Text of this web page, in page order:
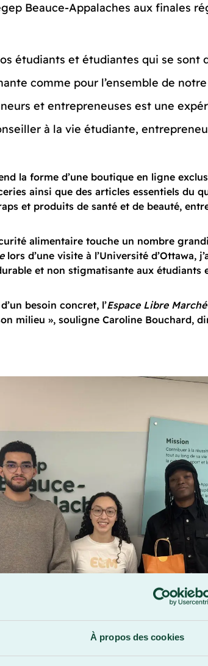
À propos des cookies
Beauce-Appalaches aux finales
étudiants et étudiantes qui se sont
comme pour l’ensemble de
et entrepreneuses est une
à la vie étudiante,
la forme d’une boutique en ligne
ainsi que des articles essentiels du
et produits de santé et de beauté,
alimentaire touche un nombre
lors d’une visite à l’Université d’Ottawa,
et non stigmatisante aux étudiants
besoin concret, l’Espace Libre Marché
milieu », souligne Caroline Bouchard,